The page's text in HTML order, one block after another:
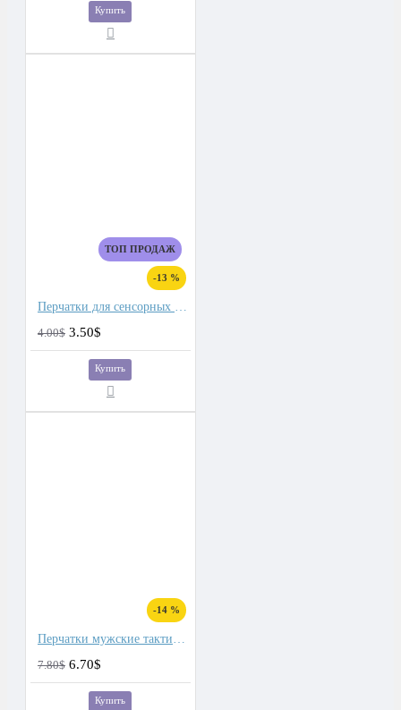
Купить
ТОП ПРОДАЖ
-13 %
Перчатки для сенсорных экранов мужские флис, подкладка плюш двойной
4.00$ 3.50$
Купить
-14 %
Перчатки мужские тактические
7.80$ 6.70$
Купить